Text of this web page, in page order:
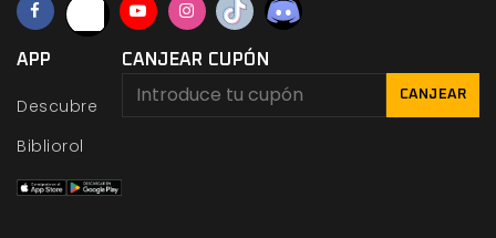
APP
Descubre
Bibliorol
CANJEAR CUPÓN
CANJEAR